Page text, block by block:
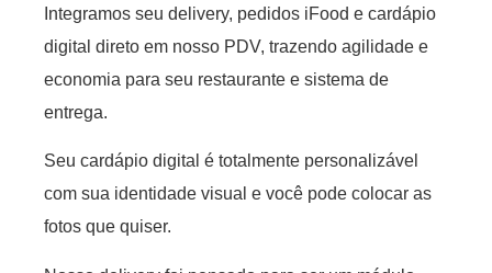
Integramos seu delivery, pedidos iFood e cardápio
digital direto em nosso PDV, trazendo agilidade e
economia para seu restaurante e sistema de
entrega.
Seu cardápio digital é totalmente personalizável
com sua identidade visual e você pode colocar as
fotos que quiser.